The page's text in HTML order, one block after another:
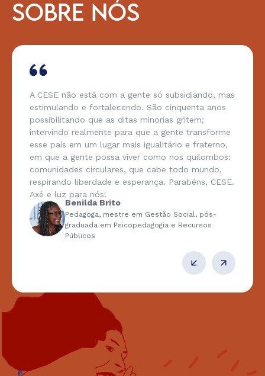
SOBRE NÓS
A CESE não está com a gente só subsidiando, mas
estimulando e fortalecendo. São cinquenta anos
possibilitando que as ditas minorias gritem;
intervindo realmente para que a gente transforme
esse país em um lugar mais igualitário e fraterno,
em que a gente possa viver como nos quilombos:
comunidades circulares, que cabe todo mundo,
respirando liberdade e esperança. Parabéns, CESE.
Axé e luz para nós!
Benilda Brito
Pedagoga, mestre em Gestão Social, pós-
graduada em Psicopedagogia e Recursos
Públicos